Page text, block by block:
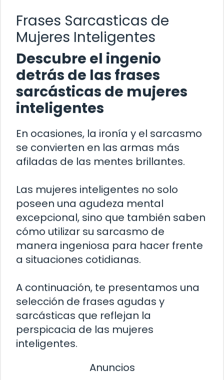
Frases Sarcasticas de
Mujeres Inteligentes
Descubre el ingenio
detrás de las frases
sarcásticas de mujeres
inteligentes
En ocasiones, la ironía y el sarcasmo
se convierten en las armas más
afiladas de las mentes brillantes.
Las mujeres inteligentes no solo
poseen una agudeza mental
excepcional, sino que también saben
cómo utilizar su sarcasmo de
manera ingeniosa para hacer frente
a situaciones cotidianas.
A continuación, te presentamos una
selección de frases agudas y
sarcásticas que reflejan la
perspicacia de las mujeres
inteligentes.
Anuncios